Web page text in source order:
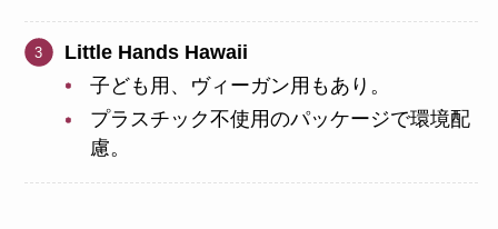
Little Hands Hawaii
子ども用、ヴィーガン用もあり。
プラスチック不使用のパッケージで環境配
慮。